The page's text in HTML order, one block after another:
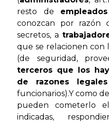
resto de empleados
conozcan por razón
secretos, a
que se relacionen con
(de seguridad,
terceros que los
de razones legales
funcionarios).Y como
pueden cometerlo
indicadas,